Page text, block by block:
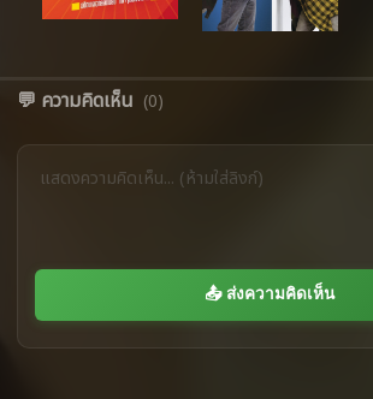
💬 ความคิดเห็น (0)
📤 ส่งความคิดเห็น